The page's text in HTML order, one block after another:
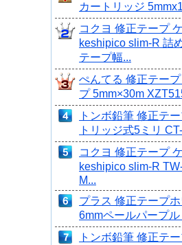
カートリッジ
コクヨ 修正テープ
keshipico slim-R 詰
テープ幅...
ぺんてる 修正テー
プ 5mm×30m
トンボ鉛筆 修正テ
トリッジ式5ミリ
コクヨ 修正テープ
keshipico slim-R
M...
プラス 修正テープ
6mmペールパープ
トンボ鉛筆 修正テ